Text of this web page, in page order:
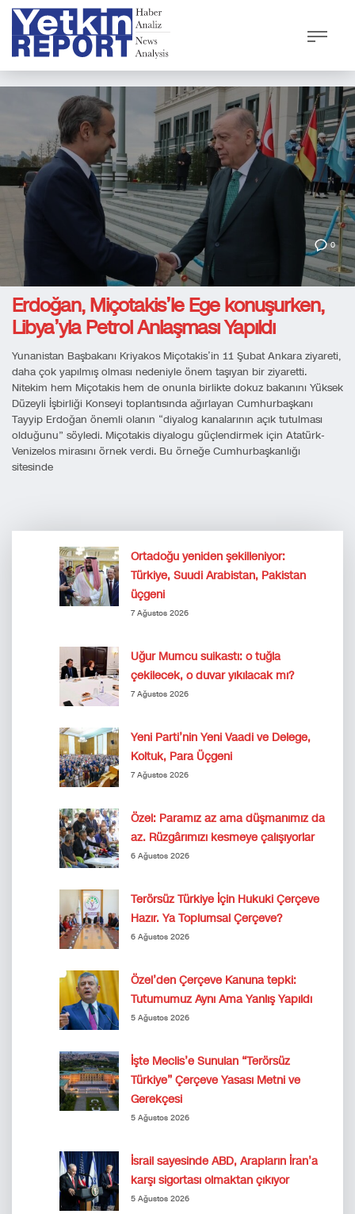
0
Erdoğan, Miçotakis’le Ege konuşurken,
Libya’yla Petrol Anlaşması Yapıldı
Yunanistan Başbakanı Kriyakos Miçotakis’in 11 Şubat Ankara ziyareti,
daha çok yapılmış olması nedeniyle önem taşıyan bir ziyaretti.
Nitekim hem Miçotakis hem de onunla birlikte dokuz bakanını Yüksek
Düzeyli İşbirliği Konseyi toplantısında ağırlayan Cumhurbaşkanı
Tayyip Erdoğan önemli olanın “diyalog kanalarının açık tutulması
olduğunu” söyledi. Miçotakis diyalogu güçlendirmek için Atatürk-
Venizelos mirasını örnek verdi. Bu örneğe Cumhurbaşkanlığı
sitesinde
Ortadoğu yeniden şekilleniyor:
Türkiye, Suudi Arabistan, Pakistan
üçgeni
7 Ağustos 2026
Uğur Mumcu suikastı: o tuğla
çekilecek, o duvar yıkılacak mı?
7 Ağustos 2026
Yeni Parti’nin Yeni Vaadi ve Delege,
Koltuk, Para Üçgeni
7 Ağustos 2026
Özel: Paramız az ama düşmanımız da
az. Rüzgârımızı kesmeye çalışıyorlar
6 Ağustos 2026
Terörsüz Türkiye İçin Hukuki Çerçeve
Hazır. Ya Toplumsal Çerçeve?
6 Ağustos 2026
Özel’den Çerçeve Kanuna tepki:
Tutumumuz Aynı Ama Yanlış Yapıldı
5 Ağustos 2026
İşte Meclis’e Sunulan “Terörsüz
Türkiye” Çerçeve Yasası Metni ve
Gerekçesi
5 Ağustos 2026
İsrail sayesinde ABD, Arapların İran’a
karşı sigortası olmaktan çıkıyor
5 Ağustos 2026